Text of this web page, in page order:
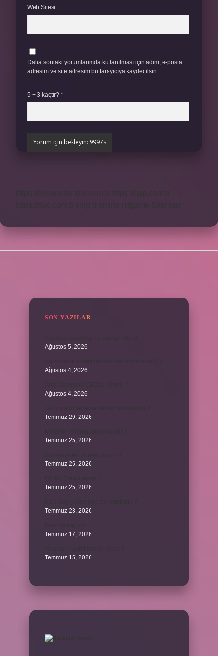
Web Sitesi
Daha sonraki yorumlarımda kullanılması için adım, e-posta
adresim ve site adresim bu tarayıcıya kaydedilsin.
5 + 3 kaçtır? *
SON YAZILAR
Ağustos 5, 2026
Ağustos 4, 2026
Ağustos 4, 2026
Temmuz 29, 2026
Temmuz 25, 2026
Temmuz 25, 2026
Temmuz 25, 2026
Temmuz 23, 2026
Temmuz 17, 2026
Temmuz 15, 2026